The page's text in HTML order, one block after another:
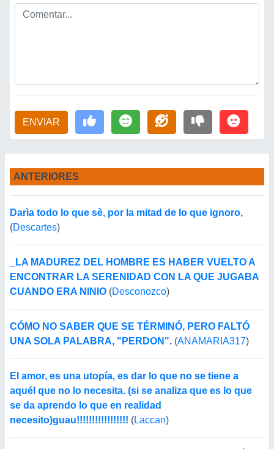
ENVIAR
ANTERIORES
Darìa todo lo que sè, por la mitad de lo que ignoro,
(Descartes)
_LA MADUREZ DEL HOMBRE ES HABER VUELTO A
ENCONTRAR LA SERENIDAD CON LA QUE JUGABA
CUANDO ERA NINIO (Desconozco)
CÓMO NO SABER QUE SE TÉRMINÓ, PERO FALTÓ
UNA SOLA PALABRA, "PERDON". (ANAMARIA317)
El amor, es una utopía, es dar lo que no se tiene a
aquél que no lo necesita. (si se analiza que es lo que
se da aprendo lo que en realidad
necesito)guau!!!!!!!!!!!!!!!!! (Laccan)